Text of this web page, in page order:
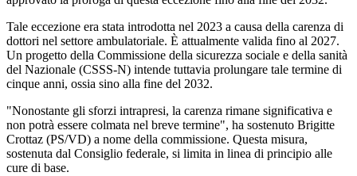
Tale eccezione era stata introdotta nel 2023 a causa della carenza di
dottori nel settore ambulatoriale. È attualmente valida fino al 2027.
Un progetto della Commissione della sicurezza sociale e della sanità
del Nazionale (CSSS-N) intende tuttavia prolungare tale termine di
cinque anni, ossia sino alla fine del 2032.
"Nonostante gli sforzi intrapresi, la carenza rimane significativa e
non potrà essere colmata nel breve termine", ha sostenuto Brigitte
Crottaz (PS/VD) a nome della commissione. Questa misura,
sostenuta dal Consiglio federale, si limita in linea di principio alle
cure di base.